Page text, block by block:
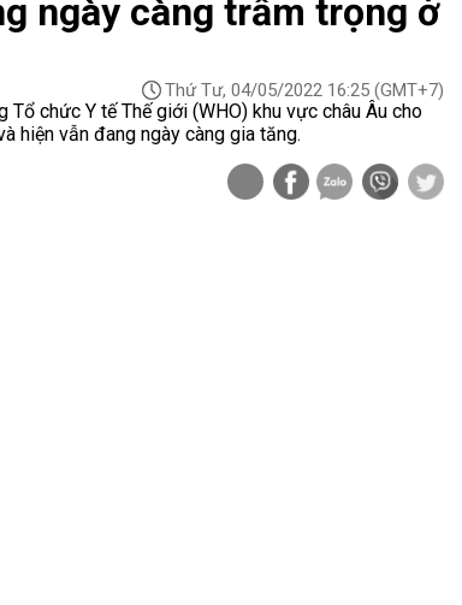
ngày càng trầm trọng ở
Thứ Tư, 04/05/2022 16:25 (GMT+7)
chức Y tế Thế giới (WHO) khu vực châu Âu cho
hiện vẫn đang ngày càng gia tăng.